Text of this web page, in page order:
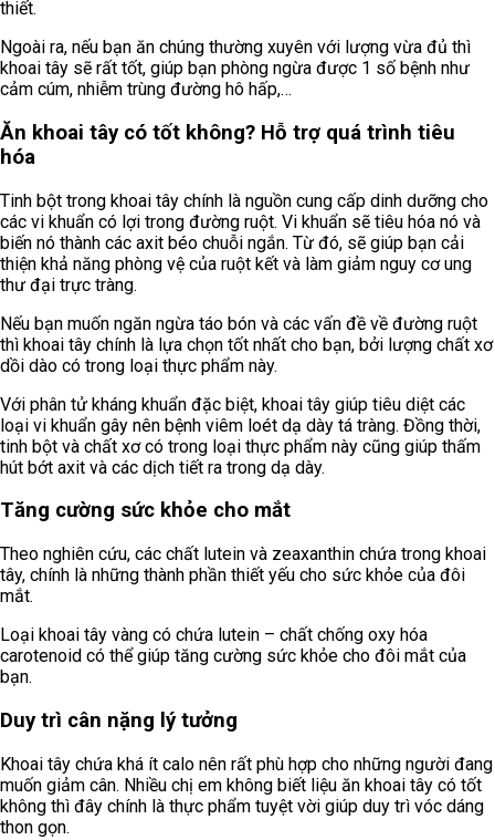
thiết.
Ngoài ra, nếu bạn ăn chúng thường xuyên với lượng vừa đủ thì
khoai tây sẽ rất tốt, giúp bạn phòng ngừa được 1 số bệnh như
cảm cúm, nhiễm trùng đường hô hấp,…
Ăn khoai tây có tốt không? Hỗ trợ quá trình tiêu
hóa
Tinh bột trong khoai tây chính là nguồn cung cấp dinh dưỡng cho
các vi khuẩn có lợi trong đường ruột. Vi khuẩn sẽ tiêu hóa nó và
biến nó thành các axit béo chuỗi ngắn. Từ đó, sẽ giúp bạn cải
thiện khả năng phòng vệ của ruột kết và làm giảm nguy cơ ung
thư đại trực tràng.
Nếu bạn muốn ngăn ngừa táo bón và các vấn đề về đường ruột
thì khoai tây chính là lựa chọn tốt nhất cho bạn, bởi lượng chất xơ
dồi dào có trong loại thực phẩm này.
Với phân tử kháng khuẩn đặc biệt, khoai tây giúp tiêu diệt các
loại vi khuẩn gây nên bệnh viêm loét dạ dày tá tràng. Đồng thời,
tinh bột và chất xơ có trong loại thực phẩm này cũng giúp thấm
hút bớt axit và các dịch tiết ra trong dạ dày.
Tăng cường sức khỏe cho mắt
Theo nghiên cứu, các chất lutein và zeaxanthin chứa trong khoai
tây, chính là những thành phần thiết yếu cho sức khỏe của đôi
mắt.
Loại khoai tây vàng có chứa lutein – chất chống oxy hóa
carotenoid có thể giúp tăng cường sức khỏe cho đôi mắt của
bạn.
Duy trì cân nặng lý tưởng
Khoai tây chứa khá ít calo nên rất phù hợp cho những người đang
muốn giảm cân. Nhiều chị em không biết liệu ăn khoai tây có tốt
không thì đây chính là thực phẩm tuyệt vời giúp duy trì vóc dáng
thon gọn.